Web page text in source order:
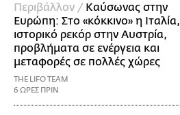
Περιβάλλον / Καύσωνας στην
Ευρώπη: Στο «κόκκινο» η Ιταλία,
ιστορικό ρεκόρ στην Αυστρία,
προβλήματα σε ενέργεια και
μεταφορές σε πολλές χώρες
THE LIFO TEAM
6 ΩΡΕΣ ΠΡΙΝ